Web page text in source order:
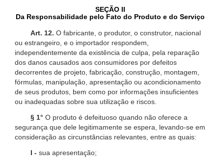
SEÇÃO II
Da Responsabilidade pelo Fato do Produto e do Serviço
Art. 12. O fabricante, o produtor, o construtor, nacional
ou estrangeiro, e o importador respondem,
independentemente da existência de culpa, pela reparação
dos danos causados aos consumidores por defeitos
decorrentes de projeto, fabricação, construção, montagem,
fórmulas, manipulação, apresentação ou acondicionamento
de seus produtos, bem como por informações insuficientes
ou inadequadas sobre sua utilização e riscos.
§ 1° O produto é defeituoso quando não oferece a
segurança que dele legitimamente se espera, levando-se em
consideração as circunstâncias relevantes, entre as quais:
I - sua apresentação;